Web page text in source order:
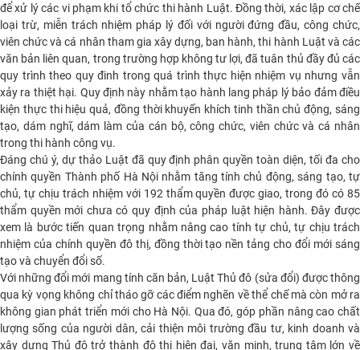
để xử lý các vi phạm khi tổ chức thi hành Luật. Đồng thời, xác lập cơ chế
loại trừ, miễn trách nhiệm pháp lý đối với người đứng đầu, công chức,
viên chức và cá nhân tham gia xây dựng, ban hành, thi hành Luật và các
văn bản liên quan, trong trường hợp không tư lợi, đã tuân thủ đầy đủ các
quy trình theo quy đinh trong quá trình thực hiện nhiệm vụ nhưng vẫn
xảy ra thiệt hại. Quy định này nhằm tạo hành lang pháp lý bảo đảm điều
kiện thực thi hiệu quả, đồng thời khuyến khích tinh thần chủ động, sáng
tạo, dám nghĩ, dám làm của cán bộ, công chức, viên chức và cá nhân
trong thi hành công vụ.
Đáng chú ý, dự thảo Luật đã quy định phân quyền toàn diện, tối đa cho
chính quyền Thành phố Hà Nội nhằm tăng tính chủ động, sáng tạo, tự
chủ, tự chịu trách nhiệm với 192 thẩm quyền được giao, trong đó có 85
thẩm quyền mới chưa có quy định của pháp luật hiện hành. Đây được
xem là bước tiến quan trọng nhằm nâng cao tính tự chủ, tự chịu trách
nhiệm của chính quyền đô thị, đồng thời tạo nền tảng cho đổi mới sáng
tạo và chuyển đổi số.
Với những đổi mới mang tính căn bản, Luật Thủ đô (sửa đổi) được thông
qua kỳ vọng không chỉ tháo gỡ các điểm nghẽn về thể chế mà còn mở ra
không gian phát triển mới cho Hà Nội. Qua đó, góp phần nâng cao chất
lượng sống của người dân, cải thiện môi trường đầu tư, kinh doanh và
xây dựng Thủ đô trở thành đô thị hiện đại, văn minh, trung tâm lớn về